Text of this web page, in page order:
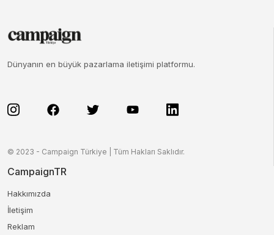
Dünyanın en büyük pazarlama iletişimi platformu.
© 2023 - Campaign Türkiye | Tüm Hakları Saklıdır.
CampaignTR
Hakkımızda
İletişim
Reklam